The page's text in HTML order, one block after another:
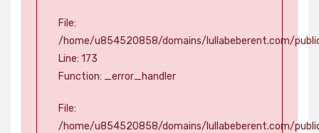
File:
/home/u854520858/domains/lullabeberent.com/
Line: 173
Function: _error_handler
File:
/home/u854520858/domains/lullabeberent.com/